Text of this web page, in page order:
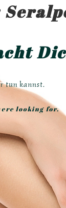
tun kannst.
looking for.